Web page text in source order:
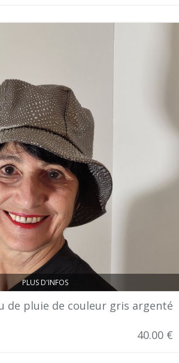
PLUS D'INFOS
de pluie de couleur gris argenté
40.00 €